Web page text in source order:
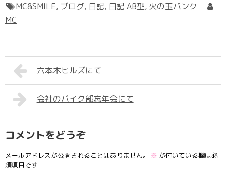
MC&SMILE, ブログ, 日記, 日記 AB型, 火の玉バンク
MC
六本木ヒルズにて
会社のバイク部忘年会にて
コメントをどうぞ
メールアドレスが公開されることはありません。 ※ が付いている欄は必
須項目です